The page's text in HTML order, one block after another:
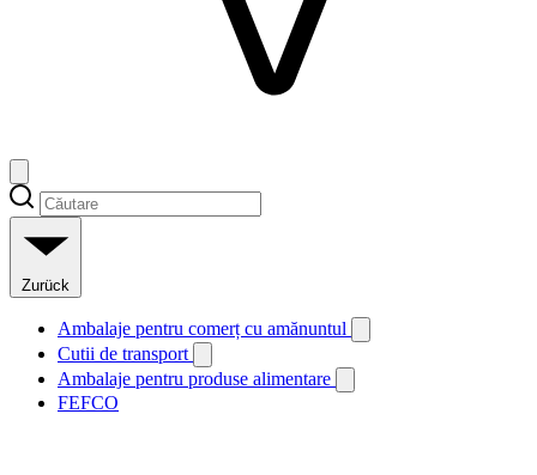
Zurück
Ambalaje pentru comerț cu amănuntul
Cutii de transport
Ambalaje pentru produse alimentare
FEFCO